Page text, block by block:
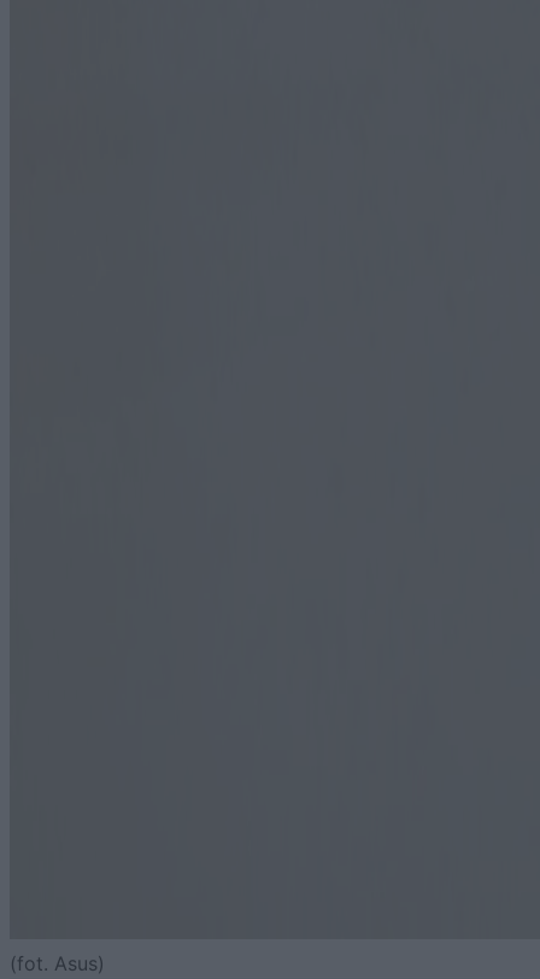
(fot. Asus)